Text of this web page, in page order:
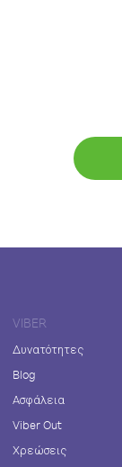
VIBER
Δυνατότητες
Blog
Ασφάλεια
Viber Out
Χρεώσεις